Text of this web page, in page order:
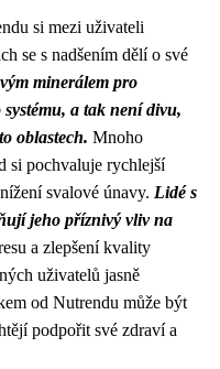
si mezi uživateli
se s nadšením dělí o své
minerálem pro
a tak není divu,
oblastech. Mnoho
si pochvaluje rychlejší
svalové únavy. Lidé s
jeho příznivý vliv na
a zlepšení kvality
uživatelů jasně
od Nutrendu může být
podpořit své zdraví a